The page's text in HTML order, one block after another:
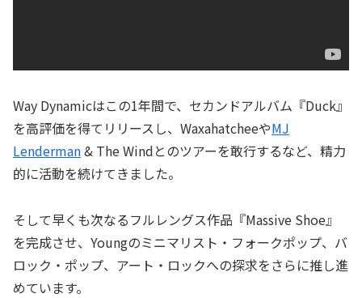
Way Dynamicはこの1年間で、セカンドアルバム『Duck』
を高評価を得てリリースし、WaxahatcheeやMJ
Lenderman& The Windとのツアーを敢行するなど、精力
的に活動を続けてきました。
そして早くも次なるフルレングス作品『Massive Shoe』
を完成させ、Youngのミニマリスト・フォークポップ、バ
ロック・ポップ、アート・ロックへの探求をさらに推し進
めています。